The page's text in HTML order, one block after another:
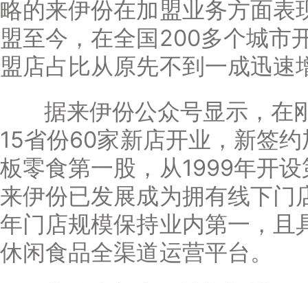
略的来伊份在加盟业务方面表
盟至今，在全国200多个城市
盟店占比从原先不到一成迅速
据来伊份公众号显示，在
15省份60家新店开业，新签
板零食第一股，从1999年开
来伊份已发展成为拥有线下
年门店规模保持业内第一，且
休闲食品全渠道运营平台。